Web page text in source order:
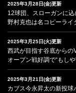
2025年3月28日(金)更新
12球団、スローガンに込
野村克也は名コピーライ
2025年3月25日(火)更新
西武が目指す谷底からの
オープン戦好調で“もし
2025年3月21日(金)更新
カブス今永昇太の新投球